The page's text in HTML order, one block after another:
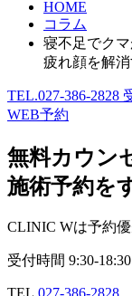
HOME
コラム
寝不足でク
疲れ顔を解
TEL.027-386-2828
WEB予約
無料カウン
施術予約を
CLINIC Wは予約
受付時間 9:30-18:30